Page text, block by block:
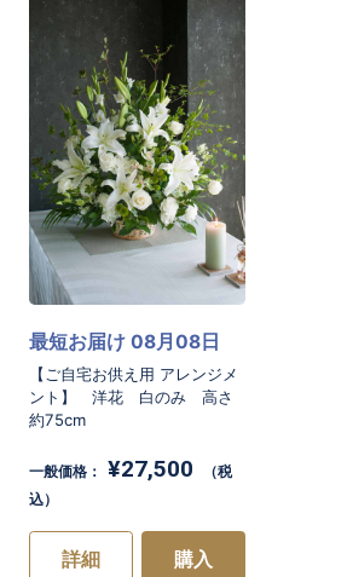
[商品コード]WW20
【ご自宅お供え用 アレンジメ
ント】 洋花 白のみ 高さ
約75cm
最短お届け 08月08日
一般価格： ¥27,500
（税
込）
詳細 購入
お買い物を続ける